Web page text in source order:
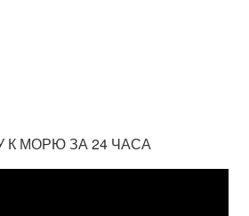
К МОРЮ ЗА 24 ЧАСА